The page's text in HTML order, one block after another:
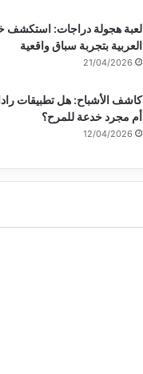
لعبة هجولة دراجات: استكشف
العربية بتجربة سباق واقعية
21/04/2026
كاشف الأشباح: هل تطبيقات
أم مجرد خدعة للمرح؟
12/04/2026